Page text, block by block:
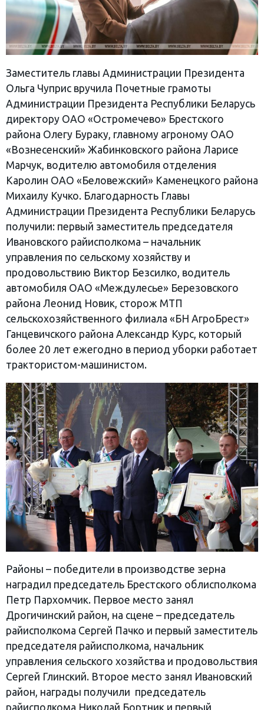
Заместитель главы Администрации Президента
Ольга Чуприс вручила Почетные грамоты
Администрации Президента Республики Беларусь
директору ОАО «Остромечево» Брестского
района Олегу Бураку, главному агроному ОАО
«Вознесенский» Жабинковского района Ларисе
Марчук, водителю автомобиля отделения
Каролин ОАО «Беловежский» Каменецкого района
Михаилу Кучко. Благодарность Главы
Администрации Президента Республики Беларусь
получили: первый заместитель председателя
Ивановского райисполкома – начальник
управления по сельскому хозяйству и
продовольствию Виктор Безсилко, водитель
автомобиля ОАО «Междулесье» Березовского
района Леонид Новик, сторож МТП
сельскохозяйственного филиала «БН АгроБрест»
Ганцевичского района Александр Курс, который
более 20 лет ежегодно в период уборки работает
трактористом-машинистом.
Районы – победители в производстве зерна
наградил председатель Брестского облисполкома
Петр Пархомчик. Первое место занял
Дрогичинский район, на сцене – председатель
райисполкома Сергей Пачко и первый заместитель
председателя райисполкома, начальник
управления сельского хозяйства и продовольствия
Сергей Глинский. Второе место занял Ивановский
район, награды получили председатель
райисполкома Николай Бортник и первый